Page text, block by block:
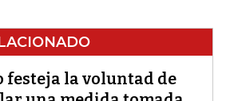
festeja la voluntad de